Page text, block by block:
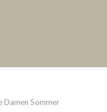
Damen Sommer